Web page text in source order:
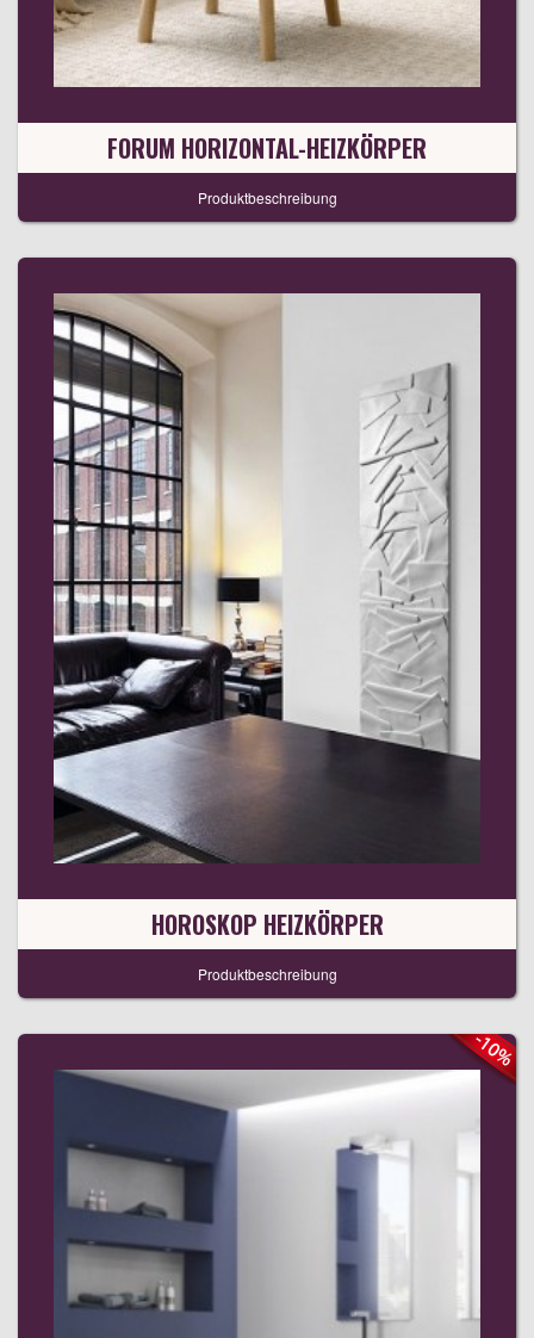
FORUM HORIZONTAL-HEIZKÖRPER
Produktbeschreibung
HOROSKOP HEIZKÖRPER
Produktbeschreibung